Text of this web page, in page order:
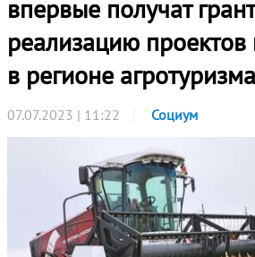
впервые получат
реализацию
в регионе агротуризма
07.07.2023 | 11:22 Социум